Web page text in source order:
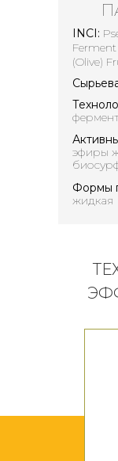
INCI:
(Olive)
эфиры
Формы
жидкая